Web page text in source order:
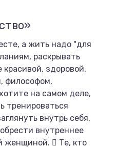
а жить надо "для
раскрывать
здоровой,
философом,
на самом деле,
тренироваться
внутрь себя,
внутреннее
женщиной.  Те, кто